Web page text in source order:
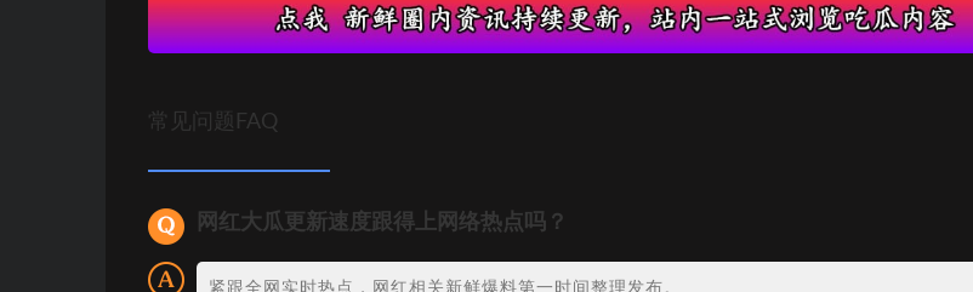
常见问题FAQ
网红大瓜更新速度跟得上网络热点吗？
紧跟全网实时热点，网红相关新鲜爆料第一时间整理发布。